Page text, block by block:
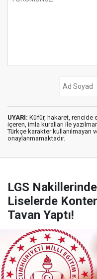
UYARI: Küfür, hakaret, rencide
içeren, imla kuralları ile
Türkçe karakter kullanılmayan
onaylanmamaktadır.
LGS
Liselerde
Tavan Yaptı!